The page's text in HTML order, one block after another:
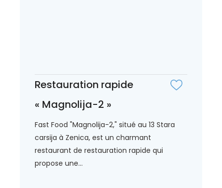
Restauration rapide
« Magnolija-2 »
Fast Food "Magnolija-2," situé au 13 Stara
carsija à Zenica, est un charmant
restaurant de restauration rapide qui
propose une...